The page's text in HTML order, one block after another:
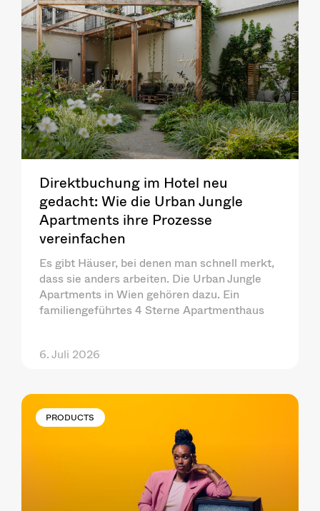
Direktbuchung im Hotel neu
gedacht: Wie die Urban Jungle
Apartments ihre Prozesse
vereinfachen
Es gibt Häuser, bei denen man schnell merkt,
dass sie anders arbeiten. Die Urban Jungle
Apartments in Wien gehören dazu. Ein
familiengeführtes 4 Sterne Apartmenthaus
6. Juli 2026
PRODUCTS